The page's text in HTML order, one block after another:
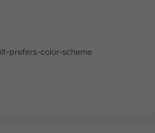
prefers-color-scheme